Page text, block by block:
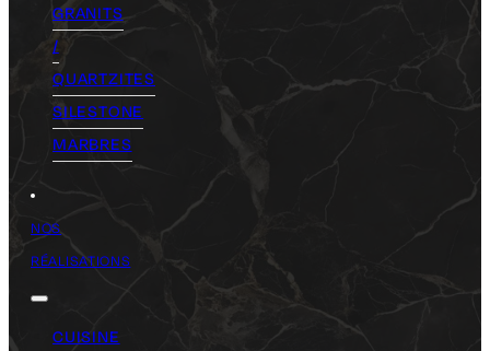
GRANITS
/
QUARTZITES
SILESTONE
MARBRES
NOS
RÉALISATIONS
CUISINE